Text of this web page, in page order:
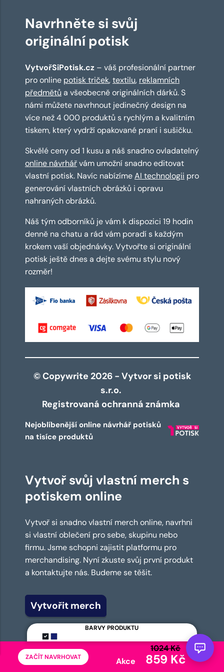
ZAČÍT NAVRHOVAT
BARVY PRODUKTU
1024 Kč
859 Kč
Akce
Navrhněte si svůj
originální potisk
VytvořSiPotisk.cz – váš profesionální partner
pro online potisk triček,textilu, reklamních
předmětů a všeobecně originálních dárků. S
námi můžete navrhnout jedinečný design na
více než 4 000 produktů s rychlým a kvalitním
tiskem, který vydrží opakované praní i sušičku.
Skvělé ceny od 1 kusu a náš snadno ovladatelný
online návrhářvám umožní snadno editovat
vlastní potisk. Navíc nabízímeAI technologii pro
generování vlastních obrázků i opravu
nahraných obrázků.
Náš tým odborníků je vám k dispozici 19 hodin
denně na chatu a rád vám poradí s každým
krokem vaší objednávky. Vytvořte si originální
potisk ještě dnes a dejte svému stylu nový
rozměr!
© Copywrite 2026 - Vytvor si potisk
s.r.o.
Registrovaná ochranná známka
Nejoblíbenější online návrhář potisků
na tisíce produktů
Vytvoř svůj vlastní merch s
potiskem online
Vytvoř si snadno vlastní merch online, navrhni
si vlastní oblečení pro sebe, skupinu nebo
firmu. Jsme schopni zajistit platformu pro
merchandising. Nyní zkuste svůj první produkt
a kontaktujte nás. Budeme se těšit.
Vytvořit merch